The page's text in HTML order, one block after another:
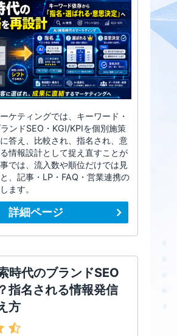
ケティングでは、キーワード・
ンドSEO・KGI/KPIを個別施策
答え、比較され、指名され、意
情報設計として捉え直すことが
では、流入数や順位だけでは見
、記事・LP・FAQ・営業連携の
ます。
詳細ページ
時代のブランドSEO
指名される情報発信
方